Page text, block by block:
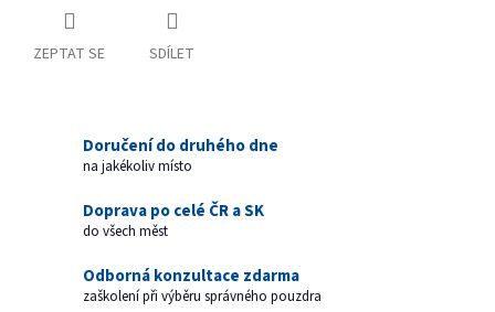
ZEPTAT SE SDÍLET
Doručení do druhého dne
na jakékoliv místo
Doprava po celé ČR a SK
do všech měst
Odborná konzultace zdarma
zaškolení při výběru správného pouzdra